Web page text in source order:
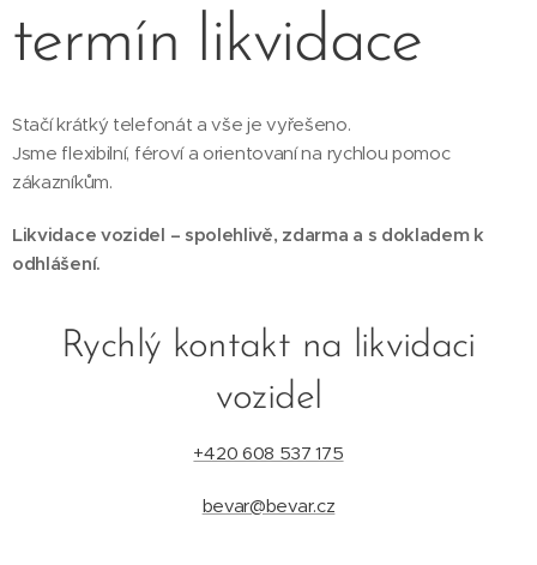
termín likvidace
Stačí krátký telefonát a vše je vyřešeno.
Jsme flexibilní, féroví a orientovaní na rychlou pomoc
zákazníkům.
Likvidace vozidel – spolehlivě, zdarma a s dokladem k
odhlášení.
Rychlý kontakt na likvidaci
vozidel
+420 608 537 175
bevar@bevar.cz